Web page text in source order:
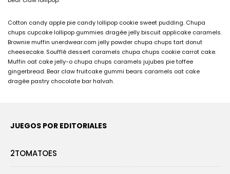
Cotton candy apple pie candy lollipop cookie sweet pudding. Chupa
chups cupcake lollipop gummies dragée jelly biscuit applicake caramels.
Brownie muffin unerdwear.com jelly powder chupa chups tart donut
cheesecake. Soufflé dessert caramels chupa chups cookie carrot cake.
Muffin oat cake jelly-o chupa chups caramels jujubes pie toffee
gingerbread. Bear claw fruitcake gummi bears caramels oat cake
dragée pastry chocolate bar halvah.
JUEGOS POR EDITORIALES
2TOMATOES